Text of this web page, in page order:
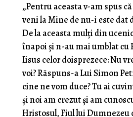
„Pentru aceasta v-am spus
veni la Mine de nu-i este dat
De la aceasta mulţi din
înapoi şi n-au mai umblat cu
Iisus celor doisprezece: Nu
voi? Răspuns-a Lui Simon
cine ne vom duce? Tu ai
şi noi am crezut şi am
Hristosul, Fiul lui Dumnezeu